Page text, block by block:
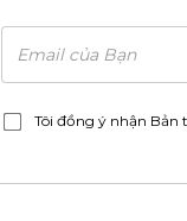
Tôi đồng ý nhận Bản